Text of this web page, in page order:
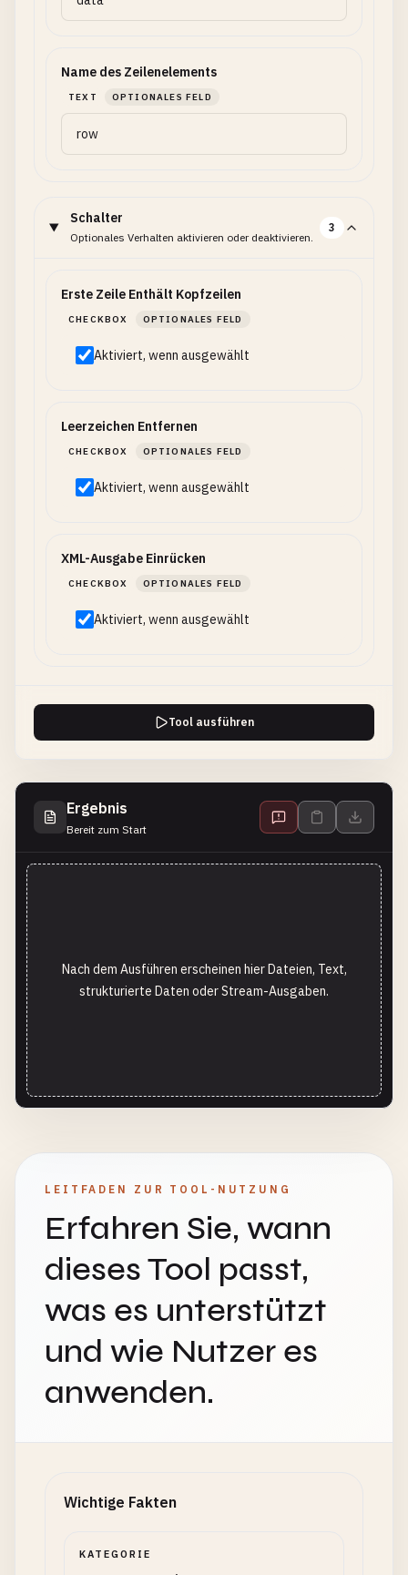
Name des Zeilenelements
TEXT OPTIONALES FELD
Schalter
Optionales Verhalten aktivieren oder deaktivieren.
3
Erste Zeile Enthält Kopfzeilen
CHECKBOX OPTIONALES FELD
Aktiviert, wenn ausgewählt
Leerzeichen Entfernen
CHECKBOX OPTIONALES FELD
Aktiviert, wenn ausgewählt
XML-Ausgabe Einrücken
CHECKBOX OPTIONALES FELD
Aktiviert, wenn ausgewählt
Tool ausführen
Ergebnis
Bereit zum Start
Nach dem Ausführen erscheinen hier Dateien, Text,
strukturierte Daten oder Stream-Ausgaben.
LEITFADEN ZUR TOOL-NUTZUNG
Erfahren Sie, wann
dieses Tool passt,
was es unterstützt
und wie Nutzer es
anwenden.
Wichtige Fakten
KATEGORIE